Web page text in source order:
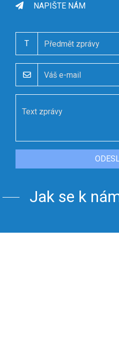
NAPIŠTE NÁM
T
Jak se k